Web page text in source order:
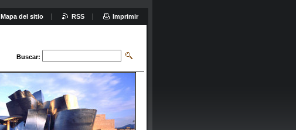
Buscar:
Mapa del sitio RSS Imprimir